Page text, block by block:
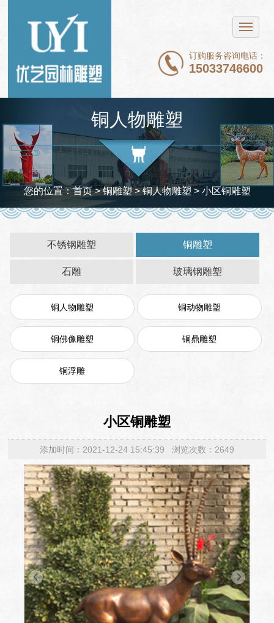
订购服务咨询电话：
15033746600
铜雕塑
石雕
玻璃钢雕塑
新闻中心
案例展示
关于我们
联系我们
铜人物雕塑
您的位置：首页> 铜雕塑 >铜人物雕塑 > 小区铜雕塑
不锈钢雕塑 铜雕塑
石雕 玻璃钢雕塑
铜人物雕塑 铜动物雕塑
铜佛像雕塑 铜鼎雕塑
铜浮雕
小区铜雕塑
添加时间：2021-12-24 15:45:39 浏览次数：2649